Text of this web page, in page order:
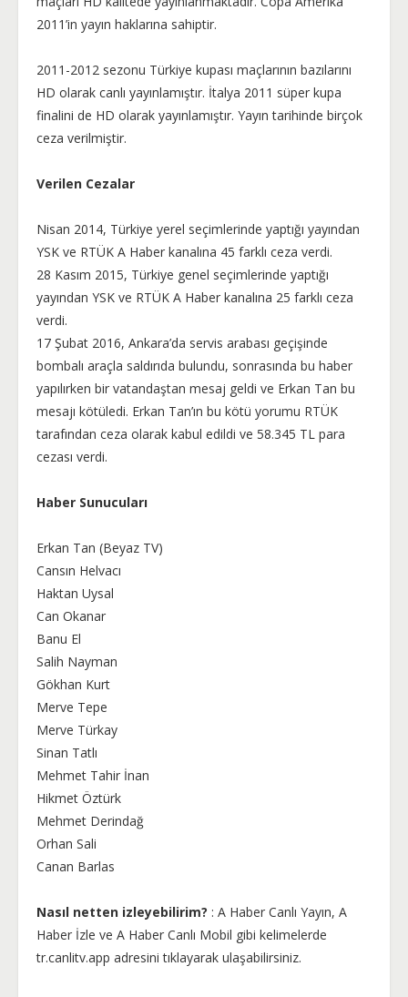
2011’in yayın haklarına sahiptir.
2011-2012 sezonu Türkiye kupası maçlarının bazılarını
HD olarak canlı yayınlamıştır. İtalya 2011 süper kupa
finalini de HD olarak yayınlamıştır. Yayın tarihinde birçok
ceza verilmiştir.
Verilen Cezalar
Nisan 2014, Türkiye yerel seçimlerinde yaptığı yayından
YSK ve RTÜK A Haber kanalına 45 farklı ceza verdi.
28 Kasım 2015, Türkiye genel seçimlerinde yaptığı
yayından YSK ve RTÜK A Haber kanalına 25 farklı ceza
verdi.
17 Şubat 2016, Ankara’da servis arabası geçişinde
bombalı araçla saldırıda bulundu, sonrasında bu haber
yapılırken bir vatandaştan mesaj geldi ve Erkan Tan bu
mesajı kötüledi. Erkan Tan’ın bu kötü yorumu RTÜK
tarafından ceza olarak kabul edildi ve 58.345 TL para
cezası verdi.
Haber Sunucuları
Erkan Tan (Beyaz TV)
Cansın Helvacı
Haktan Uysal
Can Okanar
Banu El
Salih Nayman
Gökhan Kurt
Merve Tepe
Merve Türkay
Sinan Tatlı
Mehmet Tahir İnan
Hikmet Öztürk
Mehmet Derindağ
Orhan Sali
Canan Barlas
Nasıl netten izleyebilirim? : A Haber Canlı Yayın, A
Haber İzle ve A Haber Canlı Mobil gibi kelimelerde
tr.canlitv.app adresini tıklayarak ulaşabilirsiniz.